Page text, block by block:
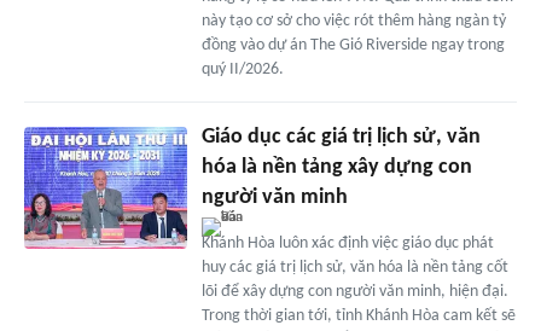
này tạo cơ sở cho việc rót thêm hàng ngàn tỷ
đồng vào dự án The Gió Riverside ngay trong
quý II/2026.
Giáo dục các giá trị lịch sử, văn
hóa là nền tảng xây dựng con
người văn minh
Khánh Hòa luôn xác định việc giáo dục phát
huy các giá trị lịch sử, văn hóa là nền tảng cốt
lõi để xây dựng con người văn minh, hiện đại.
Trong thời gian tới, tỉnh Khánh Hòa cam kết sẽ